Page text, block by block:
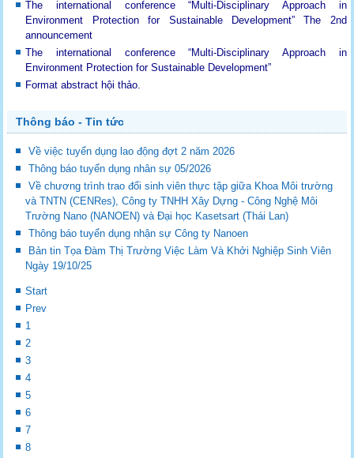
The international conference “Multi-Disciplinary Approach in
Environment Protection for Sustainable Development”The 2nd
announcement
The international conference “Multi-Disciplinary Approach in
Environment Protection for Sustainable Development”
Format abstract hội thảo.
Thông báo - Tin tức
Về việc tuyển dụng lao động đợt 2 năm 2026
Thông báo tuyển dụng nhân sự 05/2026
Về chương trình trao đổi sinh viên thực tập giữa Khoa Môi trường
và TNTN (CENRes), Công ty TNHH Xây Dựng - Công Nghệ Môi
Trường Nano (NANOEN) và Đại học Kasetsart (Thái Lan)
Thông báo tuyển dụng nhận sự Công ty Nanoen
Bản tin Tọa Đàm Thị Trường Việc Làm Và Khởi Nghiệp Sinh Viên
Ngày 19/10/25
Start
Prev
1
2
3
4
5
6
7
8